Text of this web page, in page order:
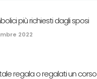
più richiesti dagli sposi
2022
regala o regalati un corso